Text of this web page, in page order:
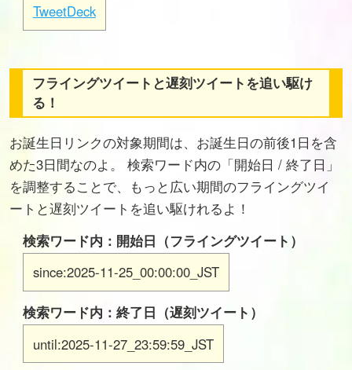
TweetDeck
フライングツイートと遅刻ツイートを追い駆け
る！
お誕生日リンクの対象期間は、お誕生日の前後1日を含
めた3日間なのよ。 検索ワード内の「開始日 / 終了日」
を調整することで、もっと広い期間のフライングツイ
ートと遅刻ツイートを追い駆けれるよ！
検索ワード内：開始日（フライングツイート）
since:2025-11-25_00:00:00_JST
検索ワード内：終了日（遅刻ツイート）
until:2025-11-27_23:59:59_JST